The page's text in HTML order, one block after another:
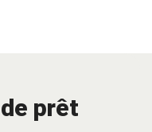
prêt